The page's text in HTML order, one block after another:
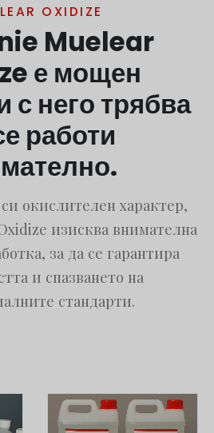
OXIDIZE
Muelear
е мощен
с него трябва
работи
окислителен характер,
изисква внимателна
за да се гарантира
и спазването на
стандарти.